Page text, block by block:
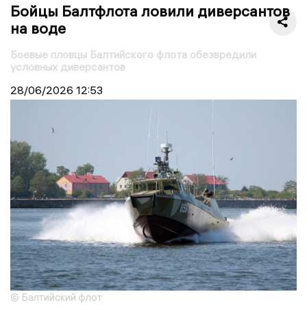
Бойцы Балтфлота ловили диверсантов
на воде
Боевые пловцы Балтийского флота обезвредили
условных диверсантов
28/06/2026 12:53
© Балтийский флот